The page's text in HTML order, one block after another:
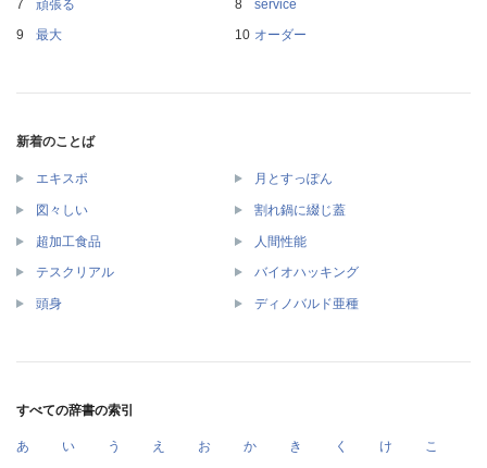
頑張る
service
最大
オーダー
新着のことば
エキスポ 月とすっぽん
図々しい 割れ鍋に綴じ蓋
超加工食品 人間性能
テスクリアル バイオハッキング
頭身 ディノバルド亜種
すべての辞書の索引
あ い う え お か き く け こ